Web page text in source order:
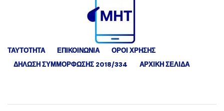
ΤΑΥΤΟΤΗΤΑ ΕΠΙΚΟΙΝΩΝΙΑ
ΟΡΟΙ ΧΡΗΣΗΣ
ΔΉΛΩΣΗ ΣΥΜΜΌΡΦΩΣΗΣ 2018/334
ΑΡΧΙΚΗ ΣΕΛΙΔΑ